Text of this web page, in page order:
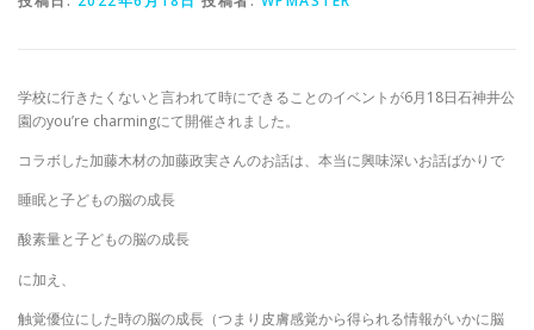
学校に行きたくないと言われて時にできることのイベントが6月18日石神井公
園のyou’re charmingにて開催されました。
コラボした加藤木材の加藤政実さんのお話は、本当に興味深いお話ばかりで
睡眠と子どもの脳の成長
酸素量と子どもの脳の成長
に加え、
触覚優位にした時の脳の成長（つまり皮膚感覚から得られる情報がいかに脳